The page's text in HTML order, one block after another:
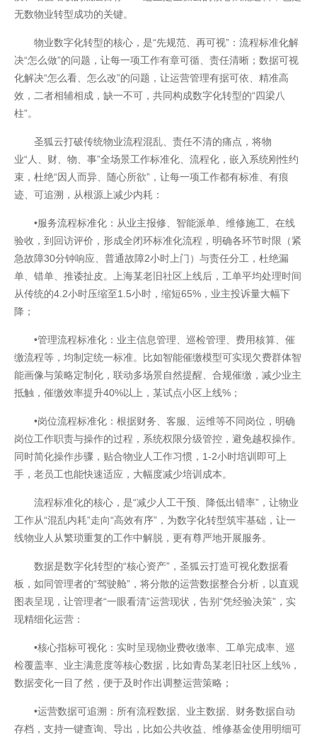
无数物业转型成功的关键。
物业数字化转型的核心，是“先规范、再可视”：流程标准化解
决“怎么做”的问题，让每一项工作有章可循、责任清晰；数据可视
化解决“怎么看、怎么改”的问题，让运营管理有据可依、精准高
效，二者相辅相成，缺一不可，共同构成数字化转型的“四梁八
柱”。
圣狐云打破传统物业流程混乱、责任不清的痛点，将物
业“人、财、物、事”全场景工作标准化、流程化，嵌入系统刚性约
束，杜绝“因人而异、随心所欲”，让每一项工作都有标准、有痕
迹、可追溯，从根源上减少内耗：
•服务流程标准化：从业主报修、智能派单、维修施工、在线
验收，到回访评价，形成全闭环标准化流程，明确各环节时限（紧
急故障30分钟响应、普通故障2小时上门）与责任分工，杜绝漏
单、错单、推诿扯皮。上海某老旧社区上线后，工单平均处理时间
从传统的4.2小时压缩至1.5小时，缩短65%，业主投诉量大幅下
降；
•管理流程标准化：业主信息管理、巡检管理、费用核算、催
缴流程等，均制定统一标准。比如智能催缴模型可实现欠费群体智
能画像与策略定制化，联动多场景自然提醒、合规催缴，减少业主
抵触，催缴效率提升40%以上，某试点小区上线%；
•岗位流程标准化：根据财务、客服、运维等不同岗位，明确
岗位工作职责与操作的过程，系统权限分级管控，避免越权操作。
同时简化操作步骤，贴合物业人工作习惯，1-2小时培训即可上
手，老员工也能快速适应，大幅度减少培训成本。
流程标准化的核心，是“减少人工干预、降低出错率”，让物业
工作从“混乱内耗”走向“高效有序”，为数字化转型筑牢基础，让一
线物业人从繁琐重复的工作中解脱，更有尊严地开展服务。
数据是数字化转型的“核心资产”，圣狐云打造可视化数据看
板，如同管理者的“驾驶舱”，将分散的运营数据整合分析，以直观
图表呈现，让管理者“一眼看清”运营现状，告别“凭经验决策”，实
现精细化运营：
•核心指标可视化：实时呈现物业费收缴率、工单完成率、巡
检覆盖率、业主满意度等核心数据，比如青岛某老旧社区上线%，
数据变化一目了然，便于及时作出调整运营策略；
•运营数据可追溯：所有流程数据、业主数据、财务数据自动
存档，支持一键查询、导出，比如公共收益、维修基金使用明细可